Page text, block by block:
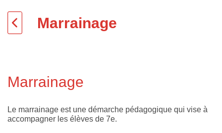
Marrainage
Marrainage
Le marrainage est une démarche pédagogique qui vise à
accompagner les élèves de 7e.